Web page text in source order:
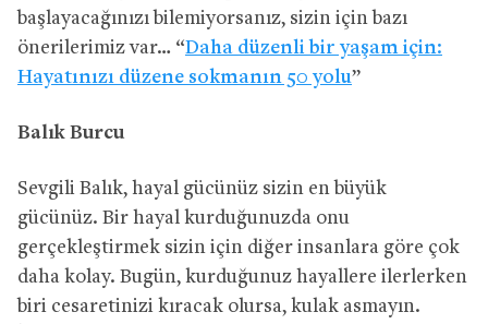
başlayacağınızı bilemiyorsanız, sizin için bazı
önerilerimiz var… “Daha düzenli bir yaşam için:
Hayatınızı düzene sokmanın 50 yolu”
Balık Burcu
Sevgili Balık, hayal gücünüz sizin en büyük
gücünüz. Bir hayal kurduğunuzda onu
gerçekleştirmek sizin için diğer insanlara göre çok
daha kolay. Bugün, kurduğunuz hayallere ilerlerken
biri cesaretinizi kıracak olursa, kulak asmayın.